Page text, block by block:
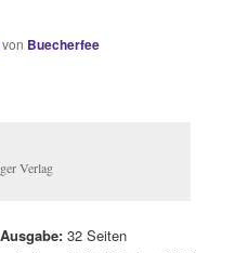
von Buecherfee
Verlag
32 Seiten